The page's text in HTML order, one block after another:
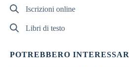
Iscrizioni online
Libri di testo
POTREBBERO